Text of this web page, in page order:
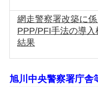
網走警察署改築に係
PPP/PFI手法の導入
結果
旭川中央警察署庁